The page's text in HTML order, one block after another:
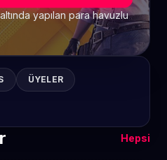
yapılan para havuzlu
ÜYELER
Hepsi